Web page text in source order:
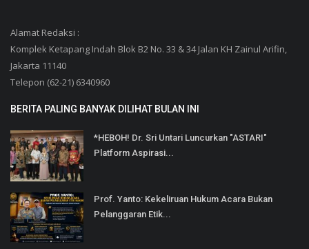
Alamat Redaksi :
Komplek Ketapang Indah Blok B2 No. 33 & 34 Jalan KH Zainul Arifin,
Jakarta 11140
Telepon (62-21) 6340960
BERITA PALING BANYAK DILIHAT BULAN INI
*HEBOH! Dr. Sri Untari Luncurkan "ASTARI"
Platform Aspirasi...
Prof. Yanto: Kekeliruan Hukum Acara Bukan
Pelanggaran Etik...